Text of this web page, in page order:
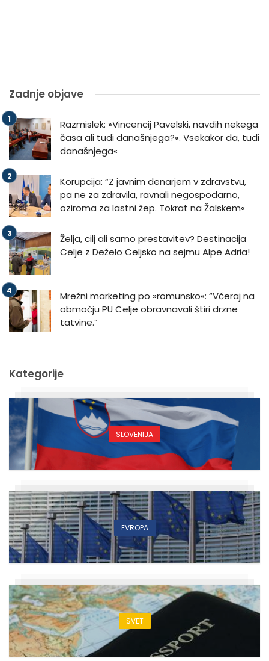
Zadnje objave
Razmislek: »Vincencij Pavelski, navdih nekega
časa ali tudi današnjega?«. Vsekakor da, tudi
današnjega«
Korupcija: “Z javnim denarjem v zdravstvu,
pa ne za zdravila, ravnali negospodarno,
oziroma za lastni žep. Tokrat na Žalskem«
Želja, cilj ali samo prestavitev? Destinacija
Celje z Deželo Celjsko na sejmu Alpe Adria!
Mrežni marketing po »romunsko«: “Včeraj na
območju PU Celje obravnavali štiri drzne
tatvine.”
Kategorije
SLOVENIJA
EVROPA
SVET